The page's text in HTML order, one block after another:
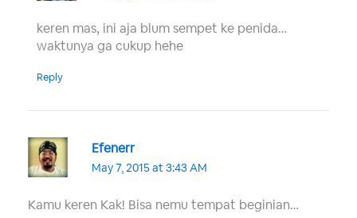
keren mas, ini aja blum sempet ke penida…
waktunya ga cukup hehe
Reply
Efenerr
May 7, 2015 at 3:43 AM
Kamu keren Kak! Bisa nemu tempat beginian…